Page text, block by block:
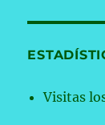
Visitas